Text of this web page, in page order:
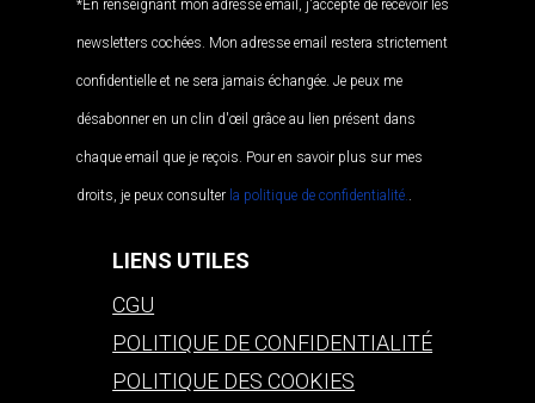
*En renseignant mon adresse email, j'accepte de recevoir les
newsletters cochées. Mon adresse email restera strictement
confidentielle et ne sera jamais échangée. Je peux me
désabonner en un clin d'œil grâce au lien présent dans
chaque email que je reçois. Pour en savoir plus sur mes
droits, je peux consulter la politique de confidentialité..
LIENS UTILES
CGU
POLITIQUE DE CONFIDENTIALITÉ
POLITIQUE DES COOKIES